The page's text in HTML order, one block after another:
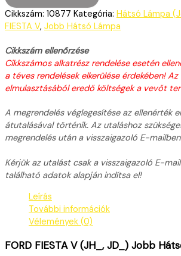
Cikkszám: 10877 Kategória: Hátsó Lámpa
FIESTA V, Jobb Hátsó Lámpa
Cikkszám ellenőrzése
Cikkszámos alkatrész rendelése esetén
a téves rendelések elkerülése érdekében! Az
elmulasztásából eredő költségek a vevőt
A megrendelés véglegesítése az ellenérték
átutalásával történik. Az utaláshoz
megrendelés után a visszaigazoló E-
Kérjük az utalást csak a visszaigazoló E-
található adatok alapján indítsa el!
Leírás
További információk
Vélemények (0)
FORD FIESTA V (JH_, JD_) Jobb